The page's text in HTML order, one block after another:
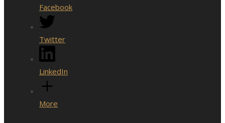
Facebook
Twitter
LinkedIn
More